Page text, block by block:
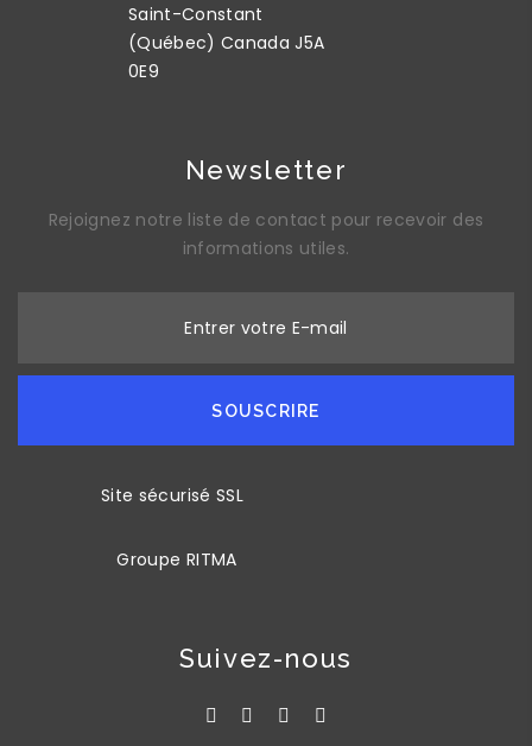
Saint-Constant
(Québec) Canada J5A
0E9
Newsletter
Rejoignez notre liste de contact pour recevoir des
informations utiles.
Entrer votre E-mail
SOUSCRIRE
Site sécurisé SSL
Groupe RITMA
Suivez-nous